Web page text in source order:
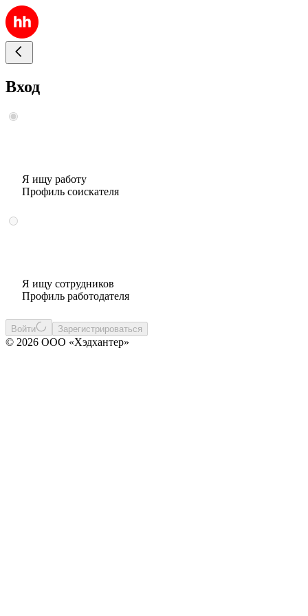
Вход
Я ищу работу
Профиль соискателя
Я ищу сотрудников
Профиль работодателя
Войти Зарегистрироваться
© 2026 ООО «Хэдхантер»